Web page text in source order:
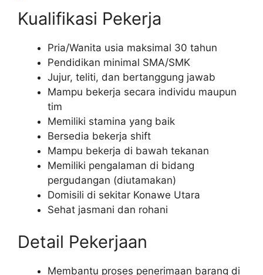
Kualifikasi Pekerja
Pria/Wanita usia maksimal 30 tahun
Pendidikan minimal SMA/SMK
Jujur, teliti, dan bertanggung jawab
Mampu bekerja secara individu maupun
tim
Memiliki stamina yang baik
Bersedia bekerja shift
Mampu bekerja di bawah tekanan
Memiliki pengalaman di bidang
pergudangan (diutamakan)
Domisili di sekitar Konawe Utara
Sehat jasmani dan rohani
Detail Pekerjaan
Membantu proses penerimaan barang di